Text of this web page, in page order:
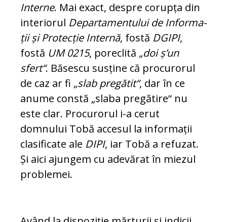
Interne. Mai exact, despre corupța din
interiorul De­partamentului de Infor­ma­
ții și Protecție Internă, fostă DGIPI,
fostă UM 0215, poreclită „doi ș’un
sfert“. Bă­sescu susține că procurorul
de caz ar fi „slab pregătit“, dar în ce
anume constă „slaba pregătire“ nu
este clar. Procurorul i-a cerut
domnului Tobă accesul la in­for­mații
clasificate ale DIPI, iar Tobă a re­fu­zat.
Și aici ajungem cu adevărat în miezul
problemei.